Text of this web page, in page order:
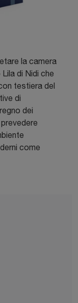
la camera
di Nidi che
testiera del
di
dei
come